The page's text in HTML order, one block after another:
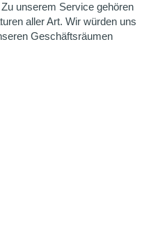
unserem Service gehören
aller Art. Wir würden uns
Geschäftsräumen